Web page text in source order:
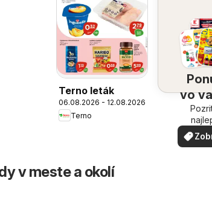
Terno leták
06.08.2026 - 12.08.2026
Terno
vo
v meste a okolí